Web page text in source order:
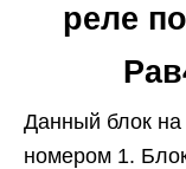
реле
Данный блок
номером 1.